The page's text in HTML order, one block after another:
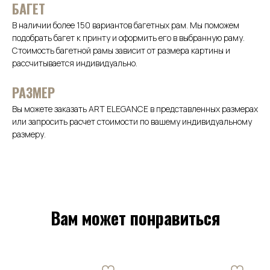
БАГЕТ
В наличии более 150 вариантов багетных рам. Мы поможем
подобрать багет к принту и оформить его в выбранную раму.
Стоимость багетной рамы зависит от размера картины и
рассчитывается индивидуально.
РАЗМЕР
Вы можете заказать ART ELEGANCE в представленных размерах
или запросить расчет стоимости по вашему индивидуальному
размеру.
Вам может понравиться